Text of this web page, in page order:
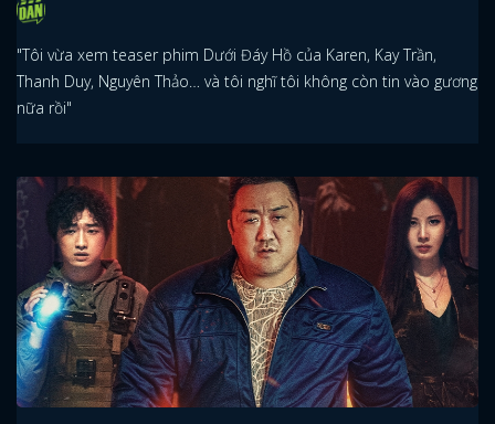
"Tôi vừa xem teaser phim Dưới Đáy Hồ của Karen, Kay Trần,
Thanh Duy, Nguyên Thảo… và tôi nghĩ tôi không còn tin vào gương
nữa rồi"